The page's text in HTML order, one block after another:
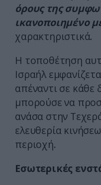
όρους της
ικανοποιημένο
χαρακτηριστικά.
Η τοποθέτηση
Ισραήλ
απέναντι σε κάθε
μπορούσε να
ανάσα στην
ελευθερία
περιοχή.
Εσωτερικές